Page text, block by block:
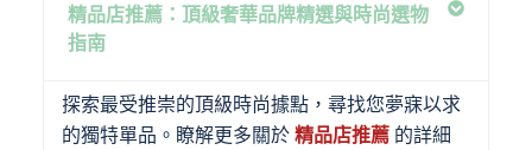
精品店推薦：頂級奢華品牌精選與時尚選物
指南
探索最受推崇的頂級時尚據點，尋找您夢寐以求
的獨特單品。瞭解更多關於精品店推薦 的詳細